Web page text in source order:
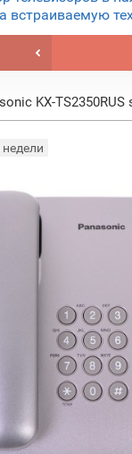
встраиваемую
KX-TS2350RUS